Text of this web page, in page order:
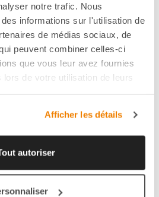
notre trafic. Nous
informations sur l'utilisation de
de médias sociaux, de
peuvent combiner celles-ci
que vous leur avez fournies
de votre utilisation de leurs
Afficher les détails
autoriser